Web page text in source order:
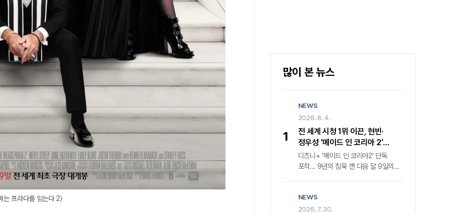
는 프라다를 입는다 2〉
많이 본 뉴스
1
NEWS
2026. 8. 4.
전 세계 시청 1위 이끈, 현빈·
정우성 '메이드 인 코리아 2'
귀환… 디즈니+ 내달 9일 공개
디즈니+ '메이드 인 코리아2' 단독
포착… 9년의 침묵 깬 다음 달 9일의
1위를 거머쥔 '메이드 인 코리아'가
마침내 두 번째 장을 연다. 월트디즈니
NEWS
2026. 7. 30.